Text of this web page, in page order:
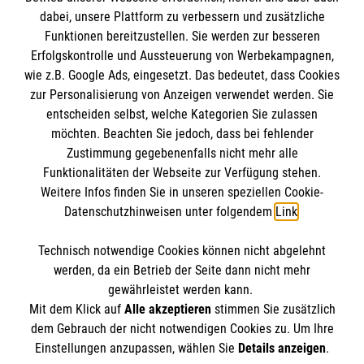
BIC: GENODED 1PA7
Newsletter abonnieren
Cookies verwalten|AGB|Impressum|Datenschutz
Barrierefreiheit |Kontakt| Sharepoint|Mediathek
dabei, unsere Plattform zu verbessern und zusätzliche
Funktionen bereitzustellen. Sie werden zur besseren
Erfolgskontrolle und Aussteuerung von Werbekampagnen,
wie z.B. Google Ads, eingesetzt. Das bedeutet, dass Cookies
zur Personalisierung von Anzeigen verwendet werden. Sie
entscheiden selbst, welche Kategorien Sie zulassen
möchten. Beachten Sie jedoch, dass bei fehlender
Zustimmung gegebenenfalls nicht mehr alle
Funktionalitäten der Webseite zur Verfügung stehen.
Weitere Infos finden Sie in unseren speziellen Cookie-
Datenschutzhinweisen unter folgendem Link.
Technisch notwendige Cookies können nicht abgelehnt
werden, da ein Betrieb der Seite dann nicht mehr
gewährleistet werden kann.
Mit dem Klick auf Alle akzeptierenstimmen Sie zusätzlich
dem Gebrauch der nicht notwendigen Cookies zu. Um Ihre
Einstellungen anzupassen, wählen Sie Details anzeigen.